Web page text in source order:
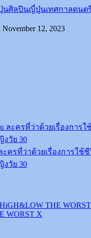
นศิลปินญี่ปุ่นเทศกาลดนต
November 12, 2023
ละครที่ว่าด้วยเรื่องการใ
งวัย 30
THE